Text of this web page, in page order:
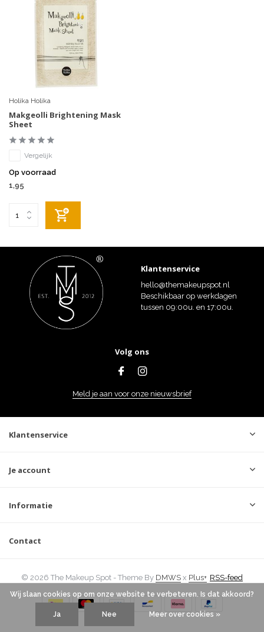
Holika Holika
Makgeolli Brightening Mask
Sheet
Vergelijk
Op voorraad
1,95
Klantenservice
hello@themakeupspot.nl
Beschikbaar op werkdagen
tussen 09:00u. en 17:00u.
Volg ons
Meld je aan voor onze nieuwsbrief
Klantenservice
Je account
Informatie
Contact
© 2026 The Makeup Spot - Theme By DMWS x Plus+ RSS-feed
Wij slaan cookies op om onze website te verbeteren. Is dat akkoord?
Ja Nee Meer over cookies »